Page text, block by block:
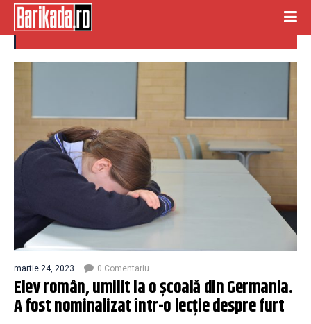
elev umilit
martie 24, 2023 0 Comentariu
Elev român, umilit la o școală din Germania.
A fost nominalizat într-o lecție despre furt